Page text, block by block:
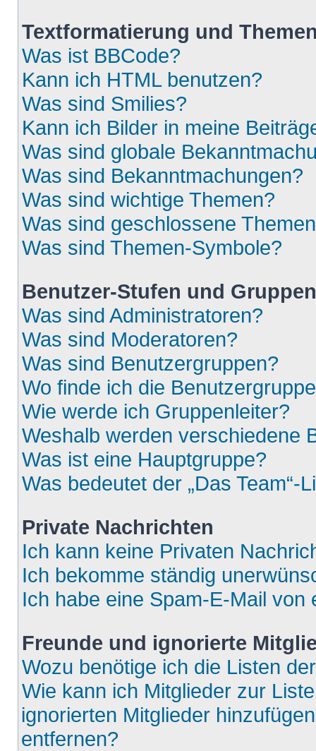
Textformatierung und
Was ist BBCode?
Kann ich HTML benutzen?
Was sind Smilies?
Kann ich Bilder in meine
Was sind globale
Was sind Bekanntmachungen?
Was sind wichtige Themen?
Was sind geschlossene
Was sind Themen-Symbole?
Benutzer-Stufen und Gruppen
Was sind Administratoren?
Was sind Moderatoren?
Was sind Benutzergruppen?
Wo finde ich die
Wie werde ich Gruppenleiter?
Weshalb werden verschiedene
Was ist eine Hauptgruppe?
Was bedeutet der „Das Team“-
Private Nachrichten
Ich kann keine Privaten
Ich bekomme ständig
Ich habe eine Spam-E-Mail
Freunde und ignorierte
Wozu benötige ich die Listen
Wie kann ich Mitglieder zur
ignorierten Mitglieder
entfernen?